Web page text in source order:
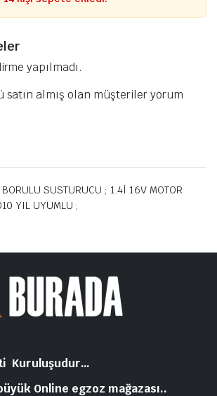
yapılmadı.
satın almış olan müşteriler yorum
BORULU SUSTURUCU ; 1.4İ 16V MOTOR
YIL UYUMLU ;
Kuruluşudur…
Online egzoz mağazası..